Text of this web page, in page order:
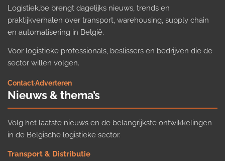
Logistiek.be brengt dagelijks nieuws, trends en
praktijkverhalen over transport, warehousing, supply chain
en automatisering in België.
Voor logistieke professionals, beslissers en bedrijven die de
sector willen volgen.
Contact·Adverteren
Nieuws & thema’s
Volg het laatste nieuws en de belangrijkste ontwikkelingen
in de Belgische logistieke sector.
Transport & Distributie